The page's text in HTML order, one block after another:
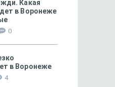
85
Какая
в Воронеже
0
в Воронеже
4